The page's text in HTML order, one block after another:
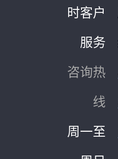
时客户
服务
咨询热
线
周一至